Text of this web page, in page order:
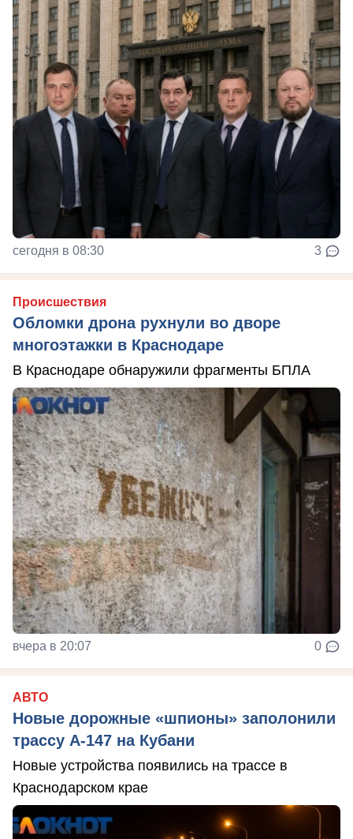
сегодня в 08:30 3
Происшествия
Обломки дрона рухнули во дворе
многоэтажки в Краснодаре
В Краснодаре обнаружили фрагменты БПЛА
вчера в 20:07 0
АВТО
Новые дорожные «шпионы» заполонили
трассу А-147 на Кубани
Новые устройства появились на трассе в
Краснодарском крае